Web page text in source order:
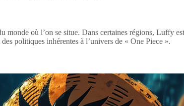
où l’on se situe. Dans certaines régions, Luffy
politiques inhérentes à l’univers de « One Piece ».